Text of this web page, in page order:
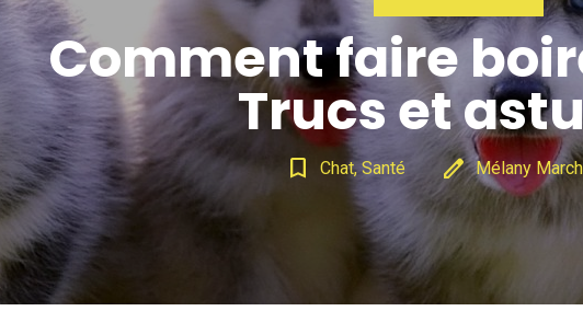
Comment faire
Trucs et
bookmark_border Chat, Santé edit Mélany